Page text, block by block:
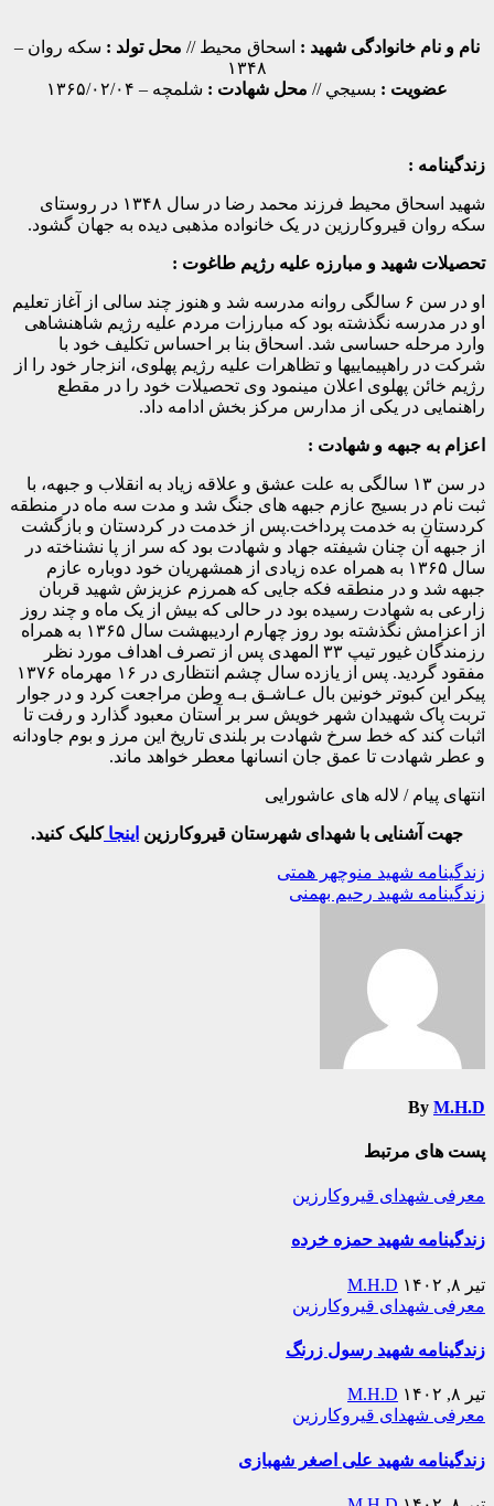
نام و نام خانوادگی شهید : اسحاق محيط // محل تولد : سكه روان –
۱۳۴۸
عضویت : بسيجي // محل شهادت : شلمچه – ۱۳۶۵/۰۲/۰۴
زندگينامه :
شهید اسحاق محیط فرزند محمد رضا در سال ۱۳۴۸ در روستای
سکه روان قیروکارزین در یک خانواده مذهبی دیده به جهان گشود.
تحصيلات شهيد و مبارزه عليه رژیم طاغوت :
او در سن ۶ سالگی روانه مدرسه شد و هنوز چند سالی از آغاز تعلیم
او در مدرسه نگذشته بود که مبارزات مردم علیه رژیم شاهنشاهی
وارد مرحله حساسی شد. اسحاق بنا بر احساس تکلیف خود با
شرکت در راهپیماییها و تظاهرات علیه رژیم پهلوی، انزجار خود را از
رژیم خائن پهلوی اعلان مینمود وی تحصیلات خود را در مقطع
راهنمایی در یکی از مدارس مرکز بخش ادامه داد.
اعزام به جبهه و شهادت :
در سن ۱۳ سالگی به علت عشق و علاقه زیاد به انقلاب و جبهه، با
ثبت نام در بسیج عازم جبهه های جنگ شد و مدت سه ماه در منطقه
کردستان به خدمت پرداخت.پس از خدمت در کردستان و بازگشت
از جبهه آن چنان شیفته جهاد و شهادت بود که سر از پا نشناخته در
سال ۱۳۶۵ به همراه عده زیادی از همشهریان خود دوباره عازم
جبهه شد و در منطقه فکه جایی که همرزم عزیزش شهید قربان
زارعی به شهادت رسیده بود در حالی که بیش از یک ماه و چند روز
از اعزامش نگذشته بود روز چهارم اردیبهشت سال ۱۳۶۵ به همراه
رزمندگان غیور تیپ ۳۳ المهدی پس از تصرف اهداف مورد نظر
مفقود گردید. پس از یازده سال چشم انتظاری در ۱۶ مهرماه ۱۳۷۶
پیکر این کبوتر خونین بال عـاشـق بـه وطن مراجعت کرد و در جوار
تربت پاک شهیدان شهر خویش سر بر آستان معبود گذارد و رفت تا
اثبات کند که خط سرخ شهادت بر بلندی تاریخ این مرز و بوم جاودانه
و عطر شهادت تا عمق جان انسانها معطر خواهد ماند.
انتهای پیام / لاله های عاشورایی
جهت آشنایی با شهدای شهرستان قیروکارزین اینجاکلیک کنید.
راهبری
نوشته
زندگینامه شهید منوچهر همتی
زندگینامه شهید رحیم بهمنی
By M.H.D
پست های مرتبط
معرفی شهدای قیروکارزین
زندگینامه شهید حمزه خرده
تیر ۸, ۱۴۰۲
M.H.D
معرفی شهدای قیروکارزین
زندگینامه شهید رسول زرنگ
تیر ۸, ۱۴۰۲
M.H.D
معرفی شهدای قیروکارزین
زندگینامه شهید علی اصغر شهبازی